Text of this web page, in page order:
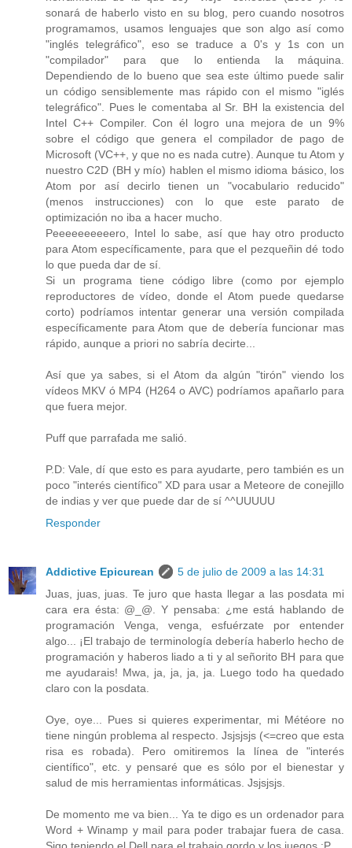
sonará de haberlo visto en su blog, pero cuando nosotros
programamos, usamos lenguajes que son algo así como
"inglés telegráfico", eso se traduce a 0's y 1s con un
"compilador" para que lo entienda la máquina.
Dependiendo de lo bueno que sea este último puede salir
un código sensiblemente mas rápido con el mismo "iglés
telegráfico". Pues le comentaba al Sr. BH la existencia del
Intel C++ Compiler. Con él logro una mejora de un 9%
sobre el código que genera el compilador de pago de
Microsoft (VC++, y que no es nada cutre). Aunque tu Atom y
nuestro C2D (BH y mío) hablen el mismo idioma básico, los
Atom por así decirlo tienen un "vocabulario reducido"
(menos instrucciones) con lo que este parato de
optimización no iba a hacer mucho.
Peeeeeeeeeero, Intel lo sabe, así que hay otro producto
para Atom específicamente, para que el pezqueñin dé todo
lo que pueda dar de sí.
Si un programa tiene código libre (como por ejemplo
reproductores de vídeo, donde el Atom puede quedarse
corto) podríamos intentar generar una versión compilada
específicamente para Atom que de debería funcionar mas
rápido, aunque a priori no sabría decirte...
Así que ya sabes, si el Atom da algún "tirón" viendo los
vídeos MKV ó MP4 (H264 o AVC) podríamos apañarlo para
que fuera mejor.
Puff que parrafada me salió.
P.D: Vale, dí que esto es para ayudarte, pero también es un
poco "interés científico" XD para usar a Meteore de conejillo
de indias y ver que puede dar de sí ^^UUUUU
Responder
Addictive Epicurean
5 de julio de 2009 a las 14:31
Juas, juas, juas. Te juro que hasta llegar a las posdata mi
cara era ésta: @_@. Y pensaba: ¿me está hablando de
programación Venga, venga, esfuérzate por entender
algo... ¡El trabajo de terminología debería haberlo hecho de
programación y haberos liado a ti y al señorito BH para que
me ayudarais! Mwa, ja, ja, ja, ja. Luego todo ha quedado
claro con la posdata.
Oye, oye... Pues si quieres experimentar, mi Météore no
tiene ningún problema al respecto. Jsjsjsjs (<=creo que esta
risa es robada). Pero omitiremos la línea de "interés
científico", etc. y pensaré que es sólo por el bienestar y
salud de mis herramientas informáticas. Jsjsjsjs.
De momento me va bien... Ya te digo es un ordenador para
Word + Winamp y mail para poder trabajar fuera de casa.